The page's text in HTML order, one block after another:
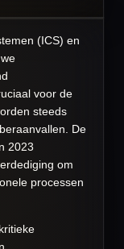
(ICS) en
voor de
steeds
De
2023
om
processen